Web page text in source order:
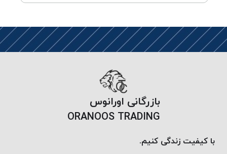
پایین
امگا
PARMA
دستبندی
DOVE
بازرگانی اورانوس
ORANOOS TRADING
با کیفیت زندگی کنیم.